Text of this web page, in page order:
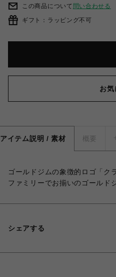
この商品について 問い合わせる
ギフト：ラッピング不可
お気
アイテム説明 / 素材 概要
ゴールドジムの象徴的ロゴ「ク
ファミリーでお揃いのゴールド
シェアする